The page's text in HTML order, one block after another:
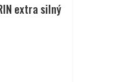
extra silný